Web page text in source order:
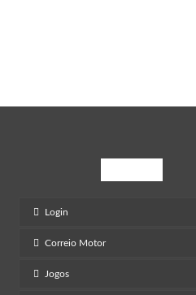
Login
Correio Motor
Jogos